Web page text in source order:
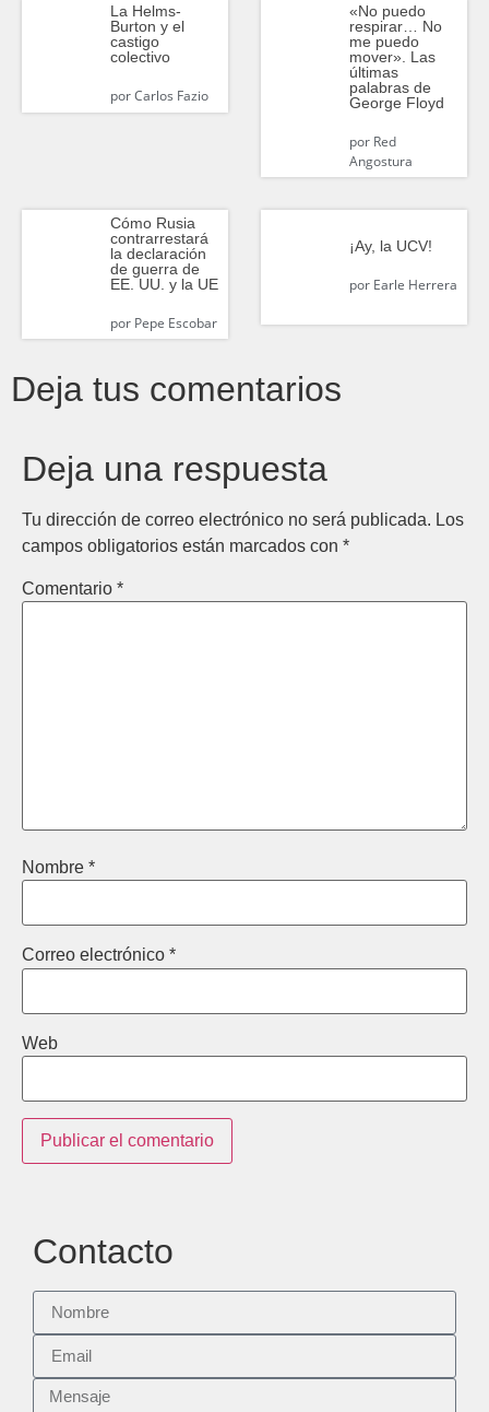
La Helms-
Burton y el
castigo
colectivo
porCarlos Fazio
«No puedo
respirar… No
me puedo
mover». Las
últimas
palabras de
George Floyd
porRed
Angostura
Cómo Rusia
contrarrestará
la declaración
de guerra de
EE. UU. y la UE
porPepe Escobar
¡Ay, la UCV!
porEarle Herrera
Deja tus comentarios
Deja una respuesta
Tu dirección de correo electrónico no será publicada. Los
campos obligatorios están marcados con *
Comentario *
Nombre *
Correo electrónico *
Web
Contacto